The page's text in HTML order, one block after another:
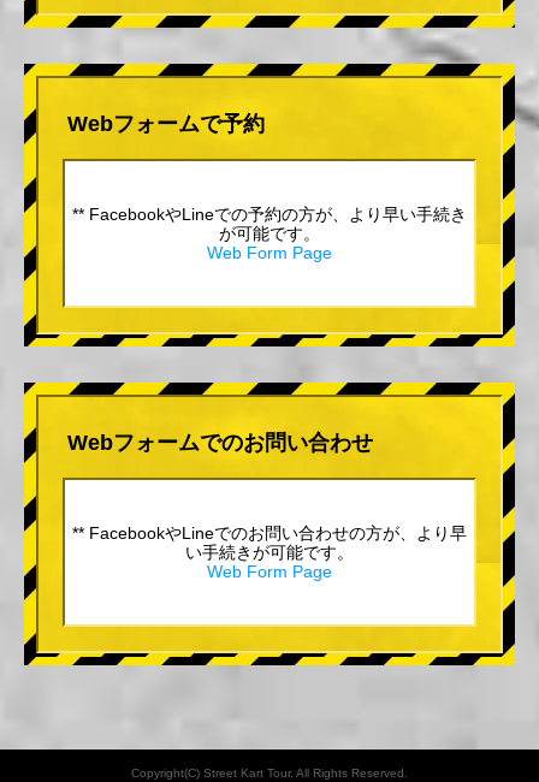
Webフォームで予約
** FacebookやLineでの予約の方が、より早い手続き
が可能です。
Web Form Page
Webフォームでのお問い合わせ
** FacebookやLineでのお問い合わせの方が、より早
い手続きが可能です。
Web Form Page
Copyright(C) Street Kart Tour. All Rights Reserved.